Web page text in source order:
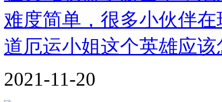
难度简单，很多小伙伴
道厄运小姐这个英雄应
2021-11-20